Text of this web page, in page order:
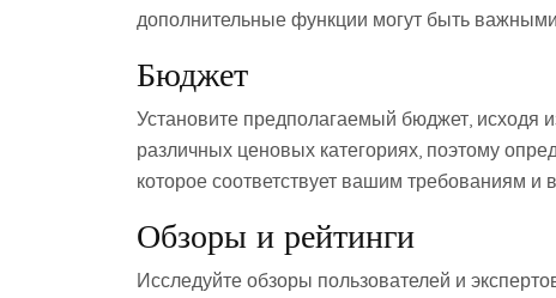
дополнительные функции могут быть
Бюджет
Установите предполагаемый бюджет, исходя
различных ценовых категориях, поэтому
которое соответствует вашим требованиям и
Обзоры и рейтинги
Исследуйте обзоры пользователей и